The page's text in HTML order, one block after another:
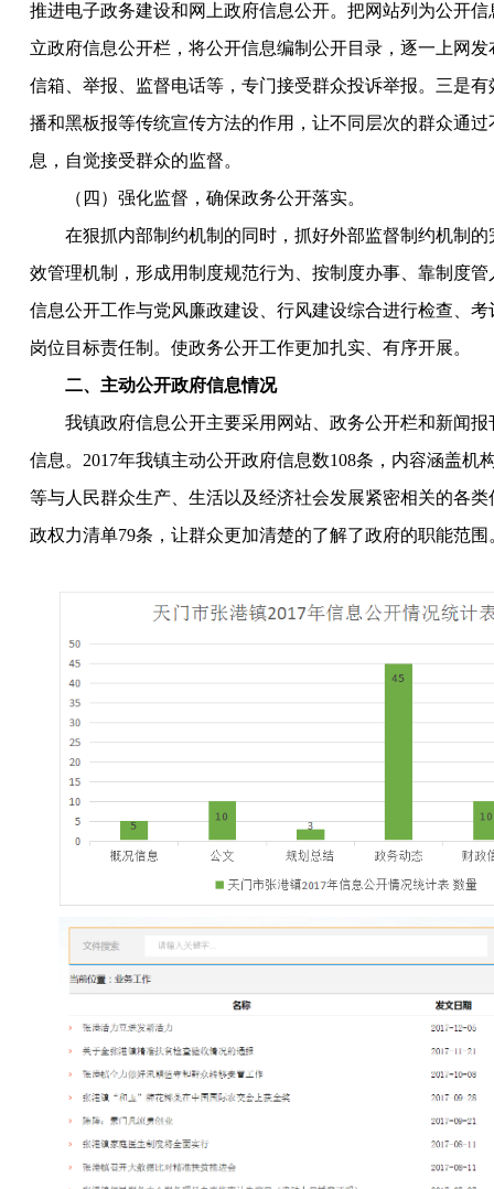
推进电子政务建设和网上政府信息公开。把网站列为公开
立政府信息公开栏，将公开信息编制公开目录，逐一上网
信箱、举报、监督电话等，专门接受群众投诉举报。三是
播和黑板报等传统宣传方法的作用，让不同层次的群众通
息，自觉接受群众的监督。
（四）强化监督，确保政务公开落实。
在狠抓内部制约机制的同时，抓好外部监督制约机制的
效管理机制，形成用制度规范行为、按制度办事、靠制度
信息公开工作与党风廉政建设、行风建设综合进行检查、
岗位目标责任制。使政务公开工作更加扎实、有序开展。
二、主动公开政府信息情况
我镇政府信息公开主要采用网站、政务公开栏和新闻报
信息。 201 7年我镇主动公开政府信息数108条，内容涵盖机
等与人民群众生产、生活以及经济社会发展紧密相关的各类
政权力清单79条，让群众更加清楚的了解了政府的职能范围